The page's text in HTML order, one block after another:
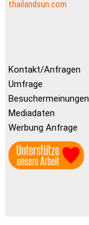
Kontakt/Anfragen
Umfrage
Besuchermeinungen
Mediadaten
Werbung Anfrage